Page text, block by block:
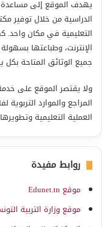
يهدف الموقع إلى مساعدة
الدراسية من خلال توفير
التعليمية في مكان واحد.
الإنترنت، وطباعتها
جميع الوثائق المتاحة بكل
ولا يقتصر الموقع على
المراجع والموارد
العملية التعليمية
روابط مفيدة
موقع Edunet.tn
موقع وزارة التربية